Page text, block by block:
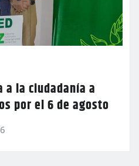
a la ciudadanía a
por el 6 de agosto